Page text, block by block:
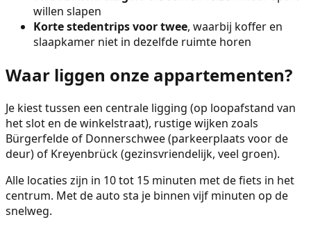
willen slapen
Korte stedentrips voor twee, waarbij koffer en
slaapkamer niet in dezelfde ruimte horen
Waar liggen onze appartementen?
Je kiest tussen een centrale ligging (op loopafstand van
het slot en de winkelstraat), rustige wijken zoals
Bürgerfelde of Donnerschwee (parkeerplaats voor de
deur) of Kreyenbrück (gezinsvriendelijk, veel groen).
Alle locaties zijn in 10 tot 15 minuten met de fiets in het
centrum. Met de auto sta je binnen vijf minuten op de
snelweg.